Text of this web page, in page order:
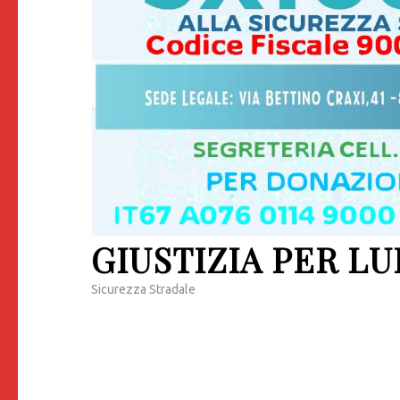
GIUSTIZIA PER
Sicurezza Stradale